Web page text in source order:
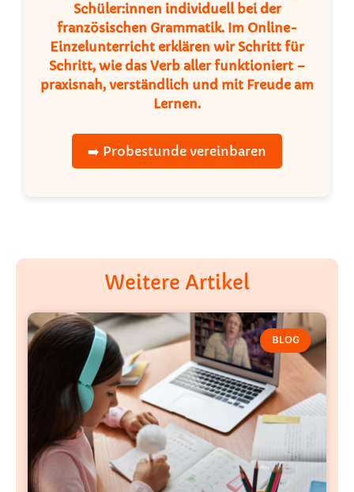
Schüler:innen individuell bei der
französischen Grammatik. Im Online-
Einzelunterrichterklären wir Schritt für
Schritt, wie das Verb allerfunktioniert –
praxisnah, verständlich und mit Freude am
Lernen.
➡️ Probestunde vereinbaren
Weitere Artikel
BLOG